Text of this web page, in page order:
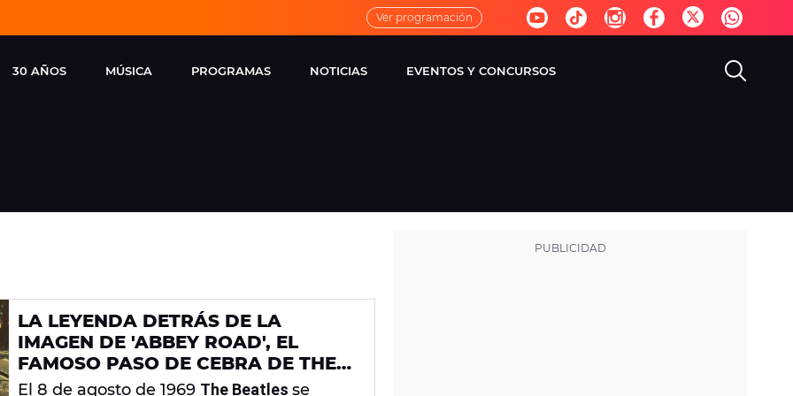
Ver programación
30 AÑOS
ENTREVISTAS
REMEMBER EUROPA
MÚSICA PROGRAMAS
VIRALES
NOTICIAS EVENTOS Y CONCURSOS
LA LEYENDA DETRÁS DE LA
IMAGEN DE 'ABBEY ROAD', EL
FAMOSO PASO DE CEBRA DE THE
BEATLES
El 8 de agosto de 1969 The Beatles se